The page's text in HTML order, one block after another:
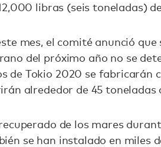
libras (seis toneladas)
mes, el comité anunció
del próximo año no se
de Tokio 2020 se fabricarán
alrededor de 45
de los mares
se han instalado en miles